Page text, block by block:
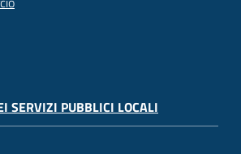
SERVIZI PUBBLICI LOCALI